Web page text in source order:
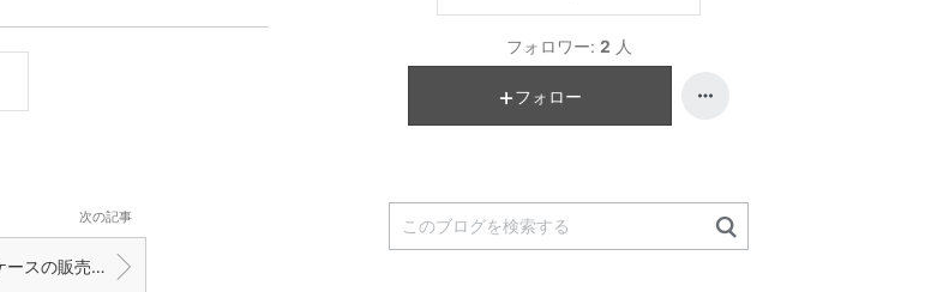
次の記事
マスクケースの販売を開始しました。
フォロワー: 2 人
フォロー